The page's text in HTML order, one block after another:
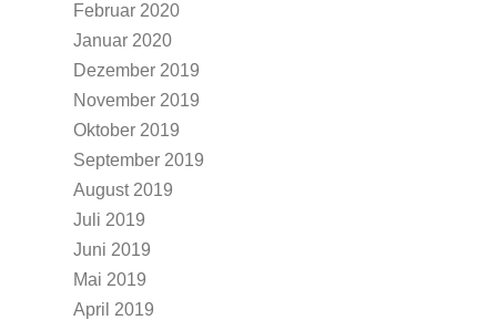
Februar 2020
Januar 2020
Dezember 2019
November 2019
Oktober 2019
September 2019
August 2019
Juli 2019
Juni 2019
Mai 2019
April 2019